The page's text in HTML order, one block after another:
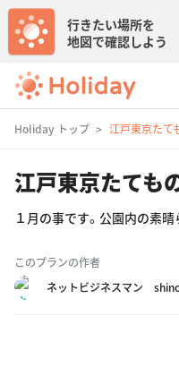
行きたい場所を
地図で確認しよう
Holiday トップ 江戸東京た
江戸東京たて
１月の事です。公園内の素晴
このプランの作者
ネットビジネスマン